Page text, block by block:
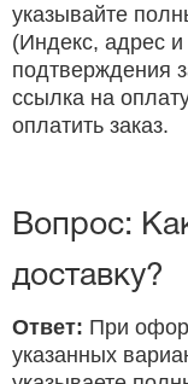
указывайте
(Индекс, адрес
подтверждения
ссылка на
оплатить заказ.
Вопрос:
доставку?
Ответ: При
указанных